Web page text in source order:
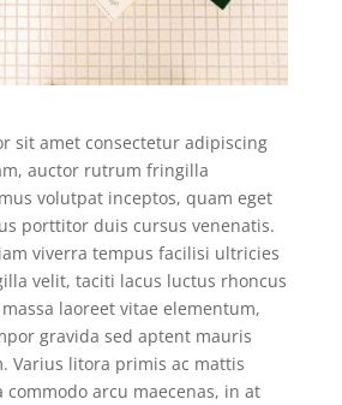
sit amet consectetur adipiscing
auctor rutrum fringilla
volutpat inceptos, quam eget
porttitor duis cursus venenatis.
viverra tempus facilisi ultricies
velit, taciti lacus luctus rhoncus
laoreet vitae elementum,
gravida sed aptent mauris
Varius litora primis ac mattis
commodo arcu maecenas, in at